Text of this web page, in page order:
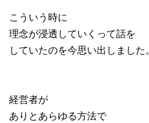
こういう時に
理念が浸透していくって話を
していたのを今思い出しました。
経営者が
ありとあらゆる方法で